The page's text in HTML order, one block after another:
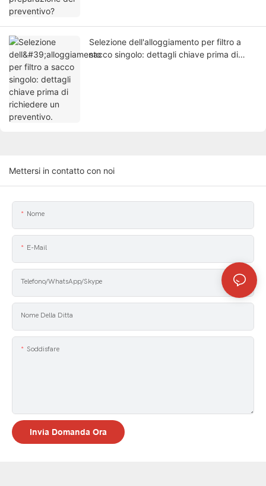
Selezione dell'alloggiamento per filtro a
sacco singolo: dettagli chiave prima di
Mettersi in contatto con noi
Nome
E-Mail
Telefono/WhatsApp/Skype
Nome Della Ditta
Soddisfare
Invia Domanda Ora